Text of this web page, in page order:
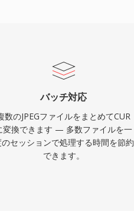
バッチ対応
数のJPEGファイルをまとめてCUR
変換できます — 多数ファイルを一
のセッションで処理する時間を節約
できます。